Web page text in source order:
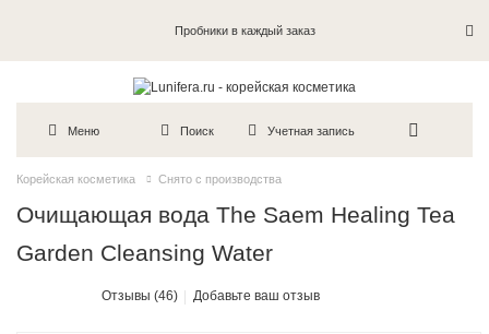
Пробники в каждый заказ
Меню Поиск Учетная запись
Корейская косметика Снято с производства
Очищающая вода The Saem Healing Tea
Garden Cleansing Water
Отзывы (46) Добавьте ваш отзыв